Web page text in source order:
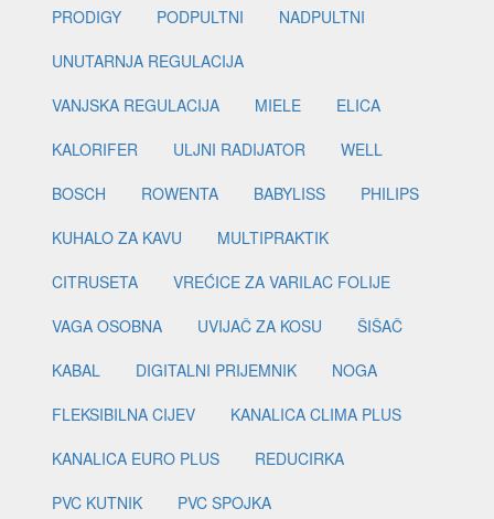
PRODIGY
PODPULTNI
NADPULTNI
UNUTARNJA REGULACIJA
VANJSKA REGULACIJA
MIELE
ELICA
KALORIFER
ULJNI RADIJATOR
WELL
BOSCH
ROWENTA BABYLISS
PHILIPS
KUHALO ZA KAVU
MULTIPRAKTIK
CITRUSETA
VREĆICE ZA VARILAC FOLIJE
VAGA OSOBNA
UVIJAČ ZA KOSU
ŠIŠAČ
KABAL
DIGITALNI PRIJEMNIK
NOGA
FLEKSIBILNA CIJEV
KANALICA CLIMA PLUS
KANALICA EURO PLUS
REDUCIRKA
PVC KUTNIK
PVC SPOJKA